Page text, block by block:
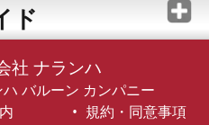
ド
社 ナランハ
バルーン カンパニー
規約・同意事項